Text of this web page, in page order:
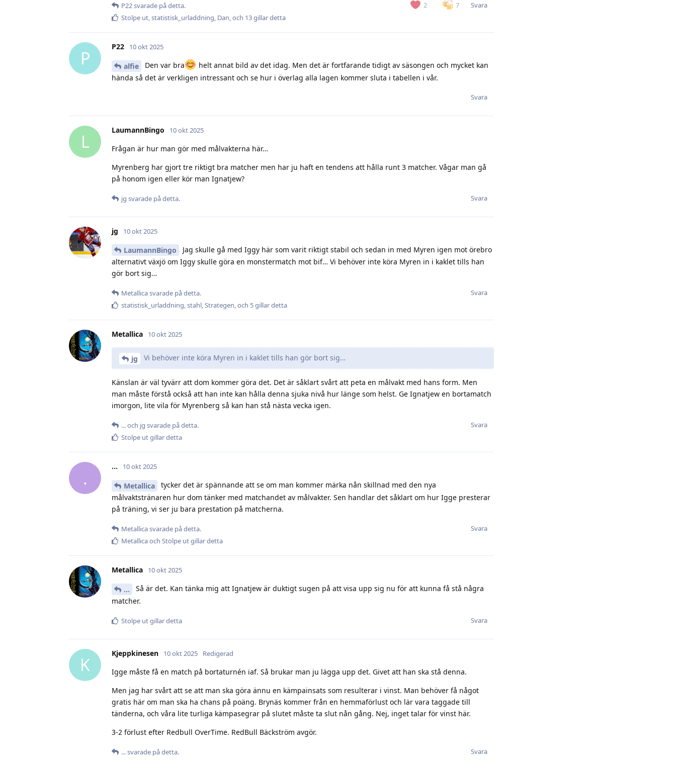
2 7 Svara
P22svarade på detta.
Stolpe ut,statistisk_urladdning, Dan, och 13gillar detta
P
P22 10 okt 2025
alfie Den var bra
helt annat bild av det idag. Men det är fortfarande tidigt av säsongen och mycket kan
hända så det är verkligen intressant och se hur i överlag alla lagen kommer sluta i tabellen i vår.
Svara
L
LaumannBingo 10 okt 2025
Frågan är hur man gör med målvakterna här…
Myrenberg har gjort tre riktigt bra matcher men har ju haft en tendens att hålla runt 3 matcher. Vågar man gå
på honom igen eller kör man Ignatjew?
Svara
jg svarade på detta.
jg 10 okt 2025
LaumannBingo
Jag skulle gå med Iggy här som varit riktigt stabil och sedan in med Myren igen mot örebro
alternativt växjö om Iggy skulle göra en monstermatch mot bif… Vi behöver inte köra Myren in i kaklet tills han
gör bort sig…
Svara
Metallicasvarade på detta.
statistisk_urladdning,stahl,Strategen, och 5gillar detta
Metallica 10 okt 2025
jg Vi behöver inte köra Myren in i kaklet tills han gör bort sig…
Känslan är väl tyvärr att dom kommer göra det. Det är såklart svårt att peta en målvakt med hans form. Men
man måste förstå också att han inte kan hålla denna sjuka nivå hur länge som helst. Ge Ignatjew en bortamatch
imorgon, lite vila för Myrenberg så kan han stå nästa vecka igen.
Svara
.​.​.​och jg svarade på detta.
Stolpe utgillar detta
.
.​.​.​ 10 okt 2025
Metallica
tycker det är spännande att se om man kommer märka nån skillnad med den nya
målvaktstränaren hur dom tänker med matchandet av målvakter. Sen handlar det såklart om hur Igge presterar
på träning, vi ser ju bara prestation på matcherna.
Svara
Metallicasvarade på detta.
Metallicaoch Stolpe utgillar detta
Metallica 10 okt 2025
.​.​.​
Så är det. Kan tänka mig att Ignatjew är duktigt sugen på att visa upp sig nu för att kunna få stå några
matcher.
Svara
Stolpe utgillar detta
K
Kjeppkinesen 10 okt 2025 Redigerad
Igge måste få en match på bortaturnén iaf. Så brukar man ju lägga upp det. Givet att han ska stå denna.
Men jag har svårt att se att man ska göra ännu en kämpainsats som resulterar i vinst. Man behöver få något
gratis här om man ska ha chans på poäng. Brynäs kommer från en hemmaförlust och lär vara taggade till
tänderna, och våra lite turliga kämpasegrar på slutet måste ta slut nån gång. Nej, inget talar för vinst här.
3-2 förlust efter Redbull OverTime. RedBull Bäckström avgör.
Svara
.​.​.​svarade på detta.